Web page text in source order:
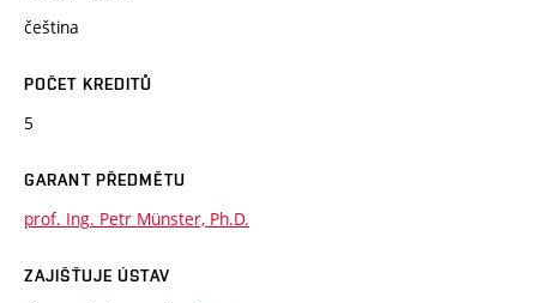
čeština
POČET KREDITŮ
5
GARANT PŘEDMĚTU
prof. Ing. Petr Münster, Ph.D.
ZAJIŠŤUJE ÚSTAV